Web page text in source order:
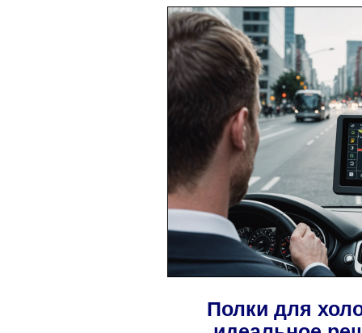
Полки для